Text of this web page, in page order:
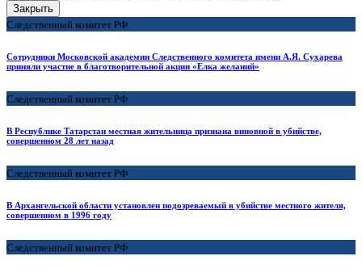
Закрыть
Следственный комитет РФ
Сотрудники Московской академии Следственного комитета имени А.Я. Сухарева
приняли участие в благотворительной акции «Елка желаний»
Следственный комитет РФ
В Республике Татарстан местная жительница признана виновной в убийстве,
совершенном 28 лет назад
Следственный комитет РФ
В Архангельской области установлен подозреваемый в убийстве местного жителя,
совершенном в 1996 году
Следственный комитет РФ